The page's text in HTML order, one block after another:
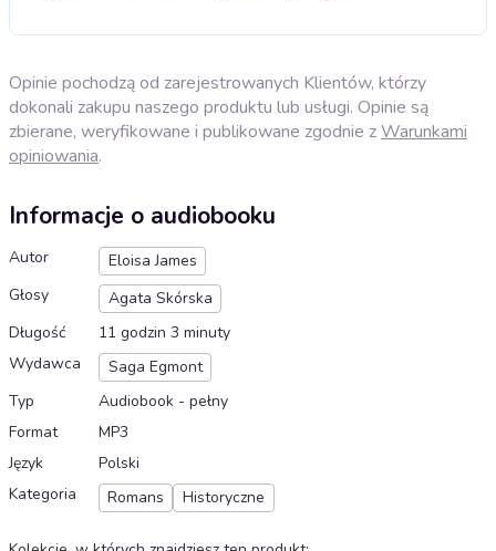
Opinie pochodzą od zarejestrowanych Klientów, którzy
dokonali zakupu naszego produktu lub usługi. Opinie są
zbierane, weryfikowane i publikowane zgodnie zWarunkami
opiniowania.
Informacje o audiobooku
Autor
Eloisa James
Głosy
Agata Skórska
Długość
11 godzin 3 minuty
Wydawca
Saga Egmont
Typ
Audiobook - pełny
Format
MP3
Język
Polski
Kategoria
Romans Historyczne